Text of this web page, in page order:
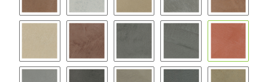
BW06 BW07 BW08 BW09 BW10
BW11 BW12 BW13 BW14 BW15